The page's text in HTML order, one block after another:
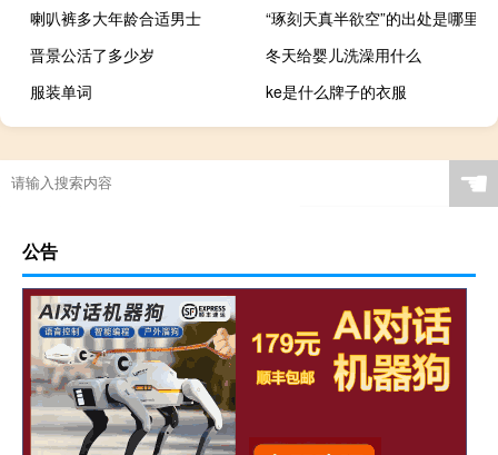
喇叭裤多大年龄合适男士
“琢刻天真半欲空”的出处是哪里
晋景公活了多少岁
冬天给婴儿洗澡用什么
服装单词
ke是什么牌子的衣服
☚
公告